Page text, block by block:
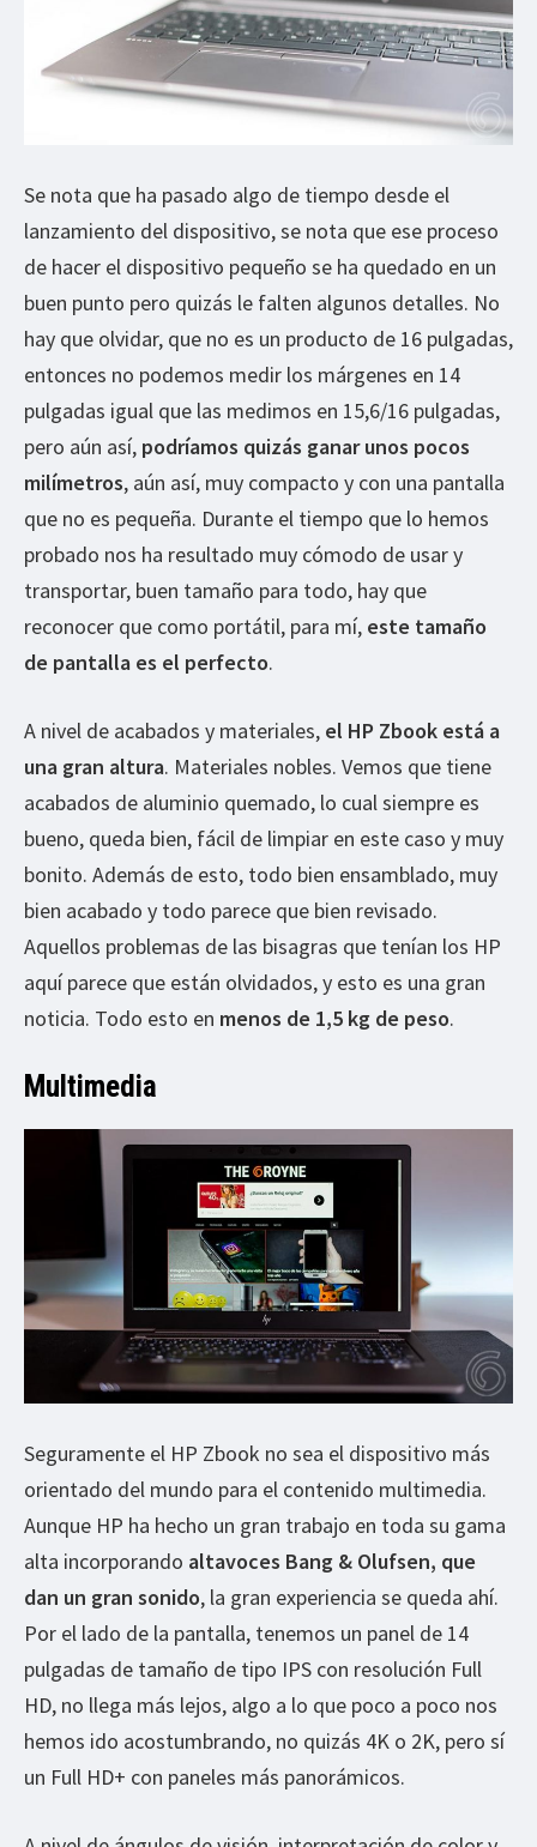
Se nota que ha pasado algo de tiempo desde el
lanzamiento del dispositivo, se nota que ese proceso
de hacer el dispositivo pequeño se ha quedado en un
buen punto pero quizás le falten algunos detalles. No
hay que olvidar, que no es un producto de 16 pulgadas,
entonces no podemos medir los márgenes en 14
pulgadas igual que las medimos en 15,6/16 pulgadas,
pero aún así, podríamos quizás ganar unos pocos
milímetros, aún así, muy compacto y con una pantalla
que no es pequeña. Durante el tiempo que lo hemos
probado nos ha resultado muy cómodo de usar y
transportar, buen tamaño para todo, hay que
reconocer que como portátil, para mí, este tamaño
de pantalla es el perfecto.
A nivel de acabados y materiales, el HP Zbook está a
una gran altura. Materiales nobles. Vemos que tiene
acabados de aluminio quemado, lo cual siempre es
bueno, queda bien, fácil de limpiar en este caso y muy
bonito. Además de esto, todo bien ensamblado, muy
bien acabado y todo parece que bien revisado.
Aquellos problemas de las bisagras que tenían los HP
aquí parece que están olvidados, y esto es una gran
noticia. Todo esto en menos de 1,5 kg de peso.
Multimedia
Seguramente el HP Zbook no sea el dispositivo más
orientado del mundo para el contenido multimedia.
Aunque HP ha hecho un gran trabajo en toda su gama
alta incorporando altavoces Bang & Olufsen, que
dan un gran sonido, la gran experiencia se queda ahí.
Por el lado de la pantalla, tenemos un panel de 14
pulgadas de tamaño de tipo IPS con resolución Full
HD, no llega más lejos, algo a lo que poco a poco nos
hemos ido acostumbrando, no quizás 4K o 2K, pero sí
un Full HD+ con paneles más panorámicos.